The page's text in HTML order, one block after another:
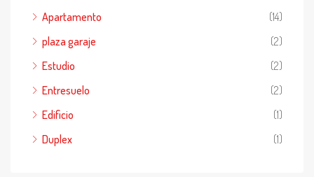
Apartamento
(14)
plaza garaje
(2)
Estudio
(2)
Entresuelo
(2)
Edificio
(1)
Duplex
(1)